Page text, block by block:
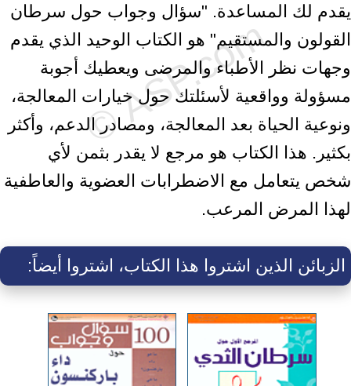
يقدم لك المساعدة. "سؤال وجواب حول سرطان
القولون والمستقيم" هو الكتاب الوحيد الذي يقدم
وجهات نظر الأطباء والمرضى ويعطيك أجوبة
مسؤولة وواقعية لأسئلتك حول خيارات المعالجة،
ونوعية الحياة بعد المعالجة، ومصادر الدعم، وأكثر
بكثير. هذا الكتاب هو مرجع لا يقدر بثمن لأي
شخص يتعامل مع الاضطرابات العضوية والعاطفية
لهذا المرض المرعب.
الزبائن الذين اشتروا هذا الكتاب، اشتروا أيضاً: